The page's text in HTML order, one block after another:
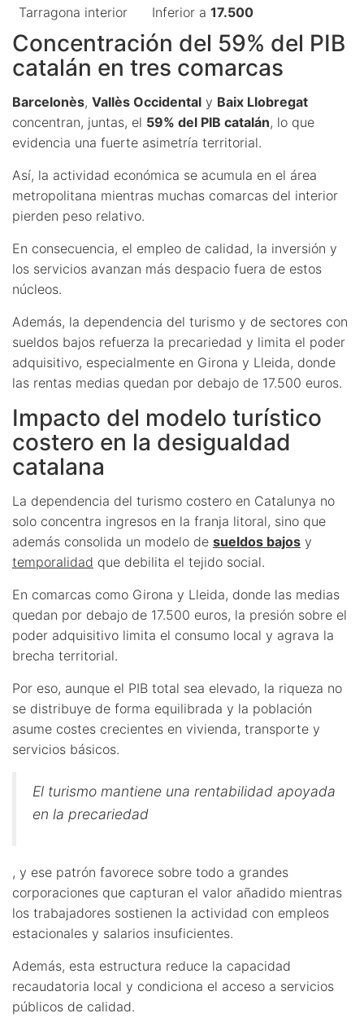
Tarragona interior Inferior a 17.500
Concentración del 59% del PIB
catalán en tres comarcas
Barcelonès, Vallès Occidental y Baix Llobregat
concentran, juntas, el 59% del PIB catalán, lo que
evidencia una fuerte asimetría territorial.
Así, la actividad económica se acumula en el área
metropolitana mientras muchas comarcas del interior
pierden peso relativo.
En consecuencia, el empleo de calidad, la inversión y
los servicios avanzan más despacio fuera de estos
núcleos.
Además, la dependencia del turismo y de sectores con
sueldos bajos refuerza la precariedad y limita el poder
adquisitivo, especialmente en Girona y Lleida, donde
las rentas medias quedan por debajo de 17.500 euros.
Impacto del modelo turístico
costero en la desigualdad
catalana
La dependencia del turismo costero en Catalunya no
solo concentra ingresos en la franja litoral, sino que
además consolida un modelo de sueldos bajos y
temporalidad que debilita el tejido social.
En comarcas como Girona y Lleida, donde las medias
quedan por debajo de 17.500 euros, la presión sobre el
poder adquisitivo limita el consumo local y agrava la
brecha territorial.
Por eso, aunque el PIB total sea elevado, la riqueza no
se distribuye de forma equilibrada y la población
asume costes crecientes en vivienda, transporte y
servicios básicos.
El turismo mantiene una rentabilidad apoyada
en la precariedad
, y ese patrón favorece sobre todo a grandes
corporaciones que capturan el valor añadido mientras
los trabajadores sostienen la actividad con empleos
estacionales y salarios insuficientes.
Además, esta estructura reduce la capacidad
recaudatoria local y condiciona el acceso a servicios
públicos de calidad.